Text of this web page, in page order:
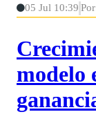
05 Jul 10:39
modelo